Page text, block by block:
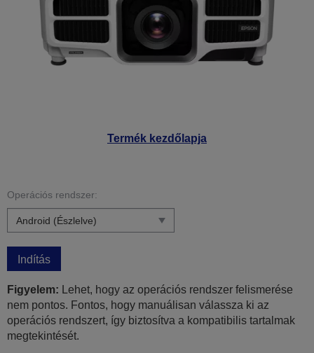
Termék kezdőlapja
Operációs rendszer:
Indítás
Figyelem: Lehet, hogy az operációs rendszer felismerése
nem pontos. Fontos, hogy manuálisan válassza ki az
operációs rendszert, így biztosítva a kompatibilis tartalmak
megtekintését.